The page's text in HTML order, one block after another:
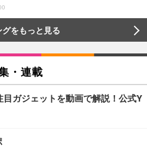
をもっと見る
・連載
目ガジェットを動画で解説！公式Y